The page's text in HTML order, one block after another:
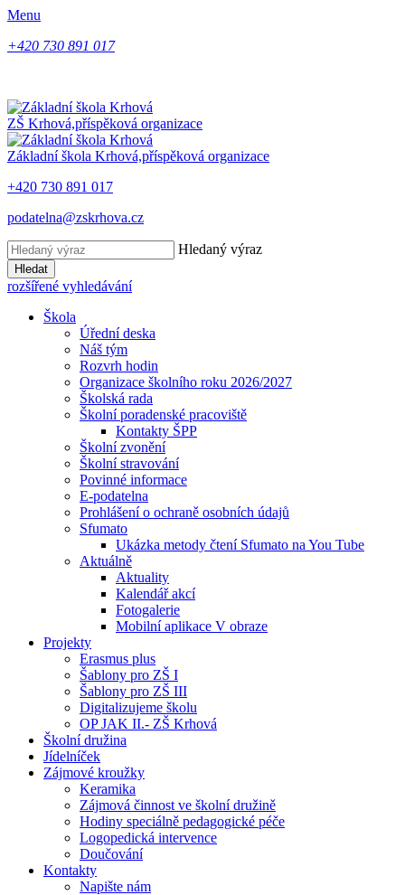
Menu
+420 730 891 017
ZŠ Krhová,příspěková organizace
Základní škola Krhová,příspěková organizace
+420 730 891 017
podatelna@zskrhova.cz
Hledaný výraz
Hledat
rozšířené vyhledávání
Škola
Úřední deska
Náš tým
Rozvrh hodin
Organizace školního roku 2026/2027
Školská rada
Školní poradenské pracoviště
Kontakty ŠPP
Školní zvonění
Školní stravování
Povinné informace
E-podatelna
Prohlášení o ochraně osobních údajů
Sfumato
Ukázka metody čtení Sfumato na You Tube
Aktuálně
Aktuality
Kalendář akcí
Fotogalerie
Mobilní aplikace V obraze
Projekty
Erasmus plus
Šablony pro ZŠ I
Šablony pro ZŠ III
Digitalizujeme školu
OP JAK II.- ZŠ Krhová
Školní družina
Jídelníček
Zájmové kroužky
Keramika
Zájmová činnost ve školní družině
Hodiny speciálně pedagogické péče
Logopedická intervence
Doučování
Kontakty
Napište nám